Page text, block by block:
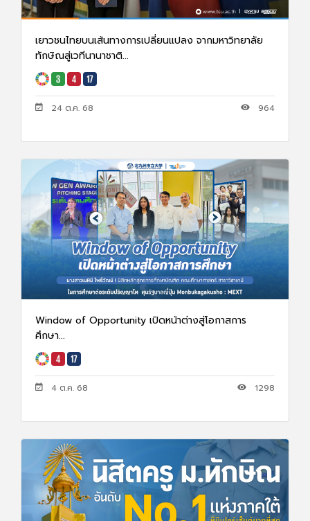
เยาวชนไทยบนเส้นทางการเปลี่ยนแปลง จากมหาวิทยาลัย
ทักษิณสู่เวทีนานาชาติ...
24 ต.ค. 68 964
Window of Opportunity เปิดหน้าต่างสู่โอกาสการ
ศึกษา...
4 ต.ค. 68 1298